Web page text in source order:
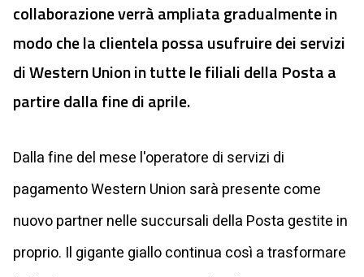
collaborazione verrà ampliata gradualmente in
modo che la clientela possa usufruire dei servizi
di Western Union in tutte le filiali della Posta a
partire dalla fine di aprile.
Dalla fine del mese l'operatore di servizi di
pagamento Western Union sarà presente come
nuovo partner nelle succursali della Posta gestite in
proprio. Il gigante giallo continua così a trasformare